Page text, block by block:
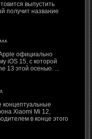
выпустить
получит название
официально
iOS 15, с которой
будут запущены смартфоны линейки iPhone 13 этой осенью. ...
концептуальные
Xiaomi Mi 12,
в конце этого